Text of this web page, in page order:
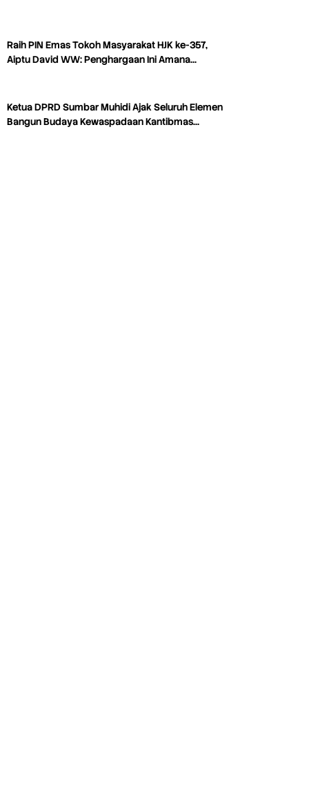
Raih PIN Emas Tokoh Masyarakat HJK ke-357,
Aiptu David WW: Penghargaan Ini Amana…
Ketua DPRD Sumbar Muhidi Ajak Seluruh Elemen
Bangun Budaya Kewaspadaan Kantibmas…